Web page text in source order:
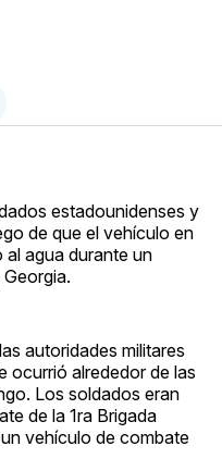
estadounidenses y
de que el vehículo en
agua durante un
autoridades militares
ocurrió alrededor de las
Los soldados eran
de la 1ra Brigada
vehículo de combate